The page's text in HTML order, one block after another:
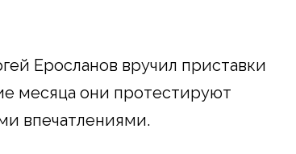
Еросланов вручил приставки
месяца они протестируют
впечатлениями.